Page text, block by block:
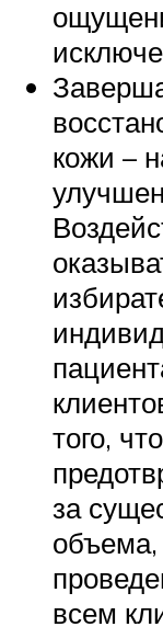
кожи –
того,
за
объема,
всем